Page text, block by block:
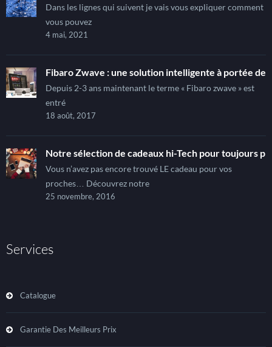
Dans les lignes qui suivent je vais vous expliquer comment
vous pouvez
4 mai, 2021
Fibaro Zwave : une solution intelligente à portée de
Depuis 2-3 ans maintenant le terme « Fibaro zwave » est
entré
18 août, 2017
Notre sélection de cadeaux hi-Tech pour toujours
Vous n’avez pas encore trouvé LE cadeau pour vos
proches… Découvrez notre
25 novembre, 2016
Services
Catalogue
Garantie Des Meilleurs Prix